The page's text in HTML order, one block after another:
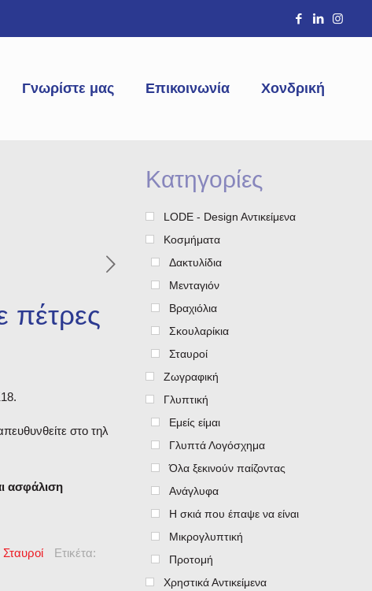
Γνωρίστε μας Επικοινωνία Χονδρική
πέτρες
στο τηλ
ασφάλιση
Σταυροί Ετικέτα:
Κατηγορίες
LODE - Design Aντικείμενα
Κοσμήματα
Δακτυλίδια
Μενταγιόν
Βραχιόλια
Σκουλαρίκια
Σταυροί
Ζωγραφική
Γλυπτική
Εμείς είμαι
Γλυπτά Λογόσχημα
Όλα ξεκινούν παίζοντας
Ανάγλυφα
Η σκιά που έπαψε να είναι
Μικρογλυπτική
Προτομή
Χρηστικά Αντικείμενα